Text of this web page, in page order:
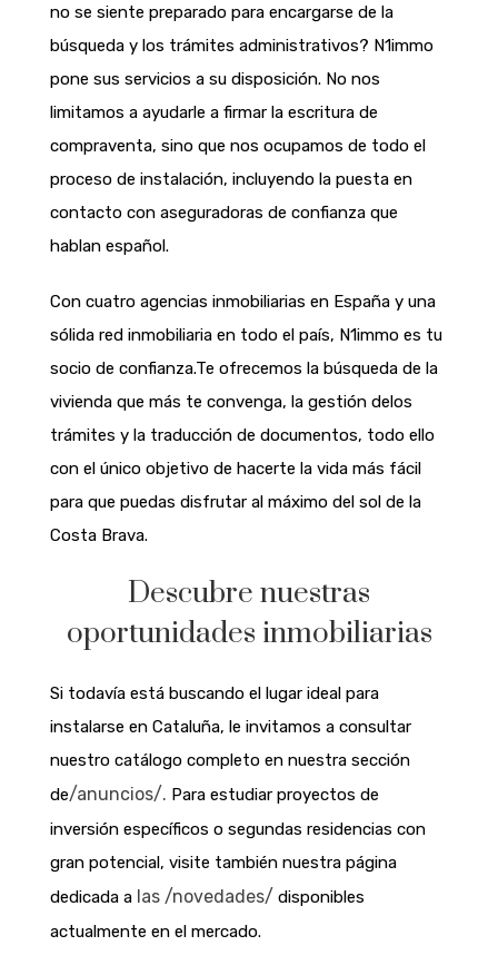
no se siente preparado para encargarse de la
búsqueda y los trámites administrativos? N1immo
pone sus servicios a su disposición. No nos
limitamos a ayudarle a firmar la escritura de
compraventa, sino que nos ocupamos de todo el
proceso de instalación, incluyendo la puesta en
contacto con aseguradoras de confianza que
hablan español.
Con cuatro agencias inmobiliarias en España y una
sólida red inmobiliaria en todo el país, N1immo es tu
socio de confianza.Te ofrecemos la búsqueda de la
vivienda que más te convenga, la gestión delos
trámites y la traducción de documentos, todo ello
con el único objetivo de hacerte la vida más fácil
para que puedas disfrutar al máximo del sol de la
Costa Brava.
Descubre nuestras
oportunidades inmobiliarias
Si todavía está buscando el lugar ideal para
instalarse en Cataluña, le invitamos a consultar
nuestro catálogo completo en nuestra sección
de/anuncios/. Para estudiar proyectos de
inversión específicos o segundas residencias con
gran potencial, visite también nuestra página
dedicada a las /novedades/ disponibles
actualmente en el mercado.